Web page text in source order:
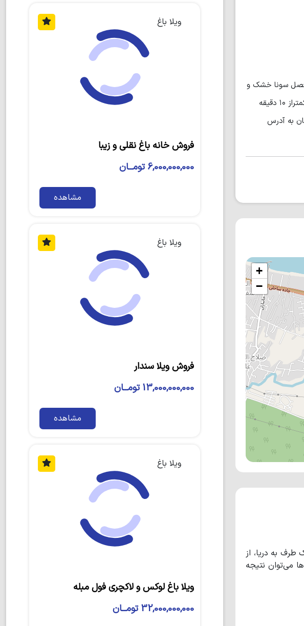
سونا خشک و
بخار جکوزی باربیکیو دوتا آلاچیق نگهبانی ۲۴ساعته یک واحد سرایداری مدارک کامل دروازه ریموت دار فاصله تا جنگل کمتراز ۱۰ دقیقه
بایک قیمت بسیار مناسب قیمت : ۳۵ میلیارد تومان به آدرس
+
−
به دریا، از
می‌توان نتیجه
ویلا باغ
فروش خانه باغ نقلی و زیبا
6,000,000,000 تومــان
مشاهده
ویلا باغ
فروش ویلا سندار
13,000,000,000 تومــان
مشاهده
ویلا باغ
ویلا باغ لوکس و لاکچری فول مبله
32,000,000,000 تومــان